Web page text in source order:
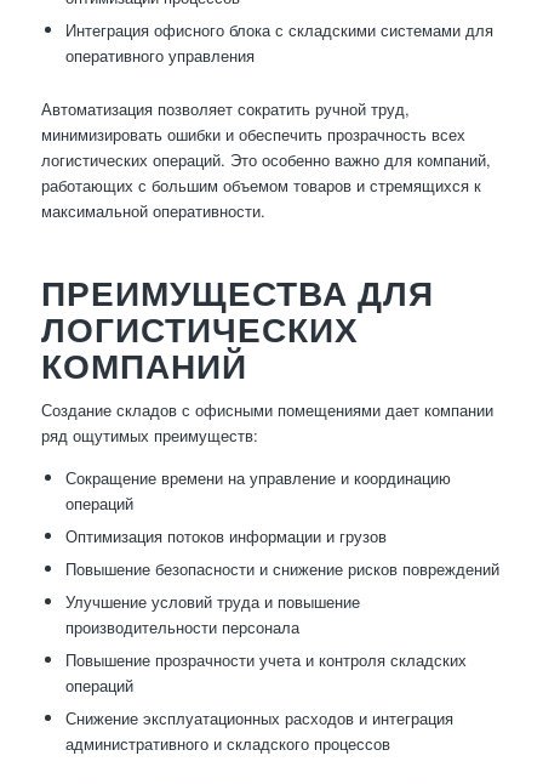
Интеграция офисного блока с складскими системами для
оперативного управления
Автоматизация позволяет сократить ручной труд,
минимизировать ошибки и обеспечить прозрачность всех
логистических операций. Это особенно важно для компаний,
работающих с большим объемом товаров и стремящихся к
максимальной оперативности.
ПРЕИМУЩЕСТВА ДЛЯ
ЛОГИСТИЧЕСКИХ
КОМПАНИЙ
Создание складов с офисными помещениями дает компании
ряд ощутимых преимуществ:
Сокращение времени на управление и координацию
операций
Оптимизация потоков информации и грузов
Повышение безопасности и снижение рисков повреждений
Улучшение условий труда и повышение
производительности персонала
Повышение прозрачности учета и контроля складских
операций
Снижение эксплуатационных расходов и интеграция
административного и складского процессов